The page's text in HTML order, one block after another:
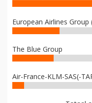
European Airlines Group
The Blue Group
Air-France-KLM-SAS(-